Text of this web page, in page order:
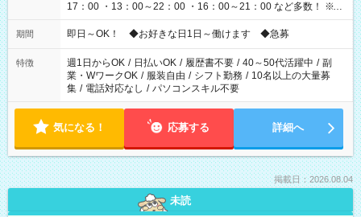
17：00 ・13：00～22：00 ・16：00～21：00 など多数！ ※お
仕事により勤務時間が異なります
期間 即日～OK！ ◆お好きな日1日～働けます ◆急募
特徴 週1日からOK / 日払いOK / 履歴書不要 / 40～50代活躍中 / 副
業・WワークOK / 服装自由 / シフト勤務 / 10名以上の大量募
集 / 電話対応なし / パソコンスキル不要
気になる！ 応募する 詳細へ
掲載日：2026.08.04
未読